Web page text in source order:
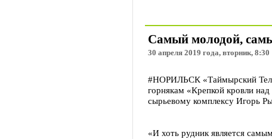
Самый молодой,
30 апреля 2019 года, вторник, 8:30
#НОРИЛЬСК «Таймырский
горнякам «Крепкой кровли
сырьевому комплексу Игорь
«И хоть рудник является